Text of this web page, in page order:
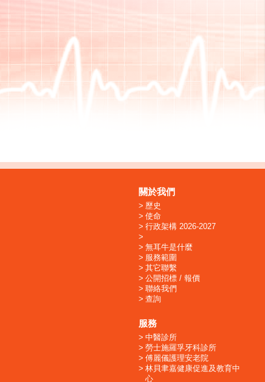
關於我們
歷史
使命
行政架構 2026-2027
無耳牛是什麼
服務範圍
其它聯繫
公開招標 / 報價
聯絡我們
查詢
服務
中醫診所
勞士施羅孚牙科診所
傅麗儀護理安老院
林貝聿嘉健康促進及教育中
心